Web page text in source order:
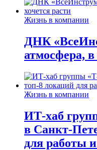
Жизнь в компании
ДНК
атмосфера, в
Жизнь в компании
ИТ-хаб
в Санкт-
для работы